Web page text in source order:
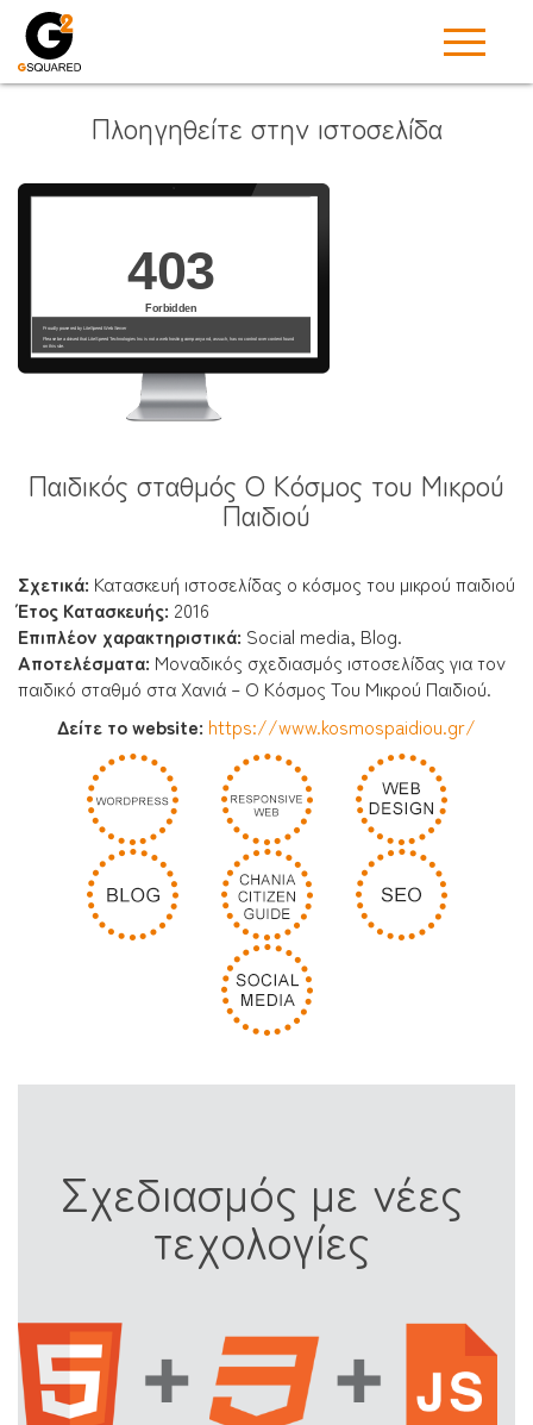
Πλοηγηθείτε στην ιστοσελίδα
Παιδικός σταθμός Ο Κόσμος του Μικρού
Παιδιού
Σχετικά: Κατασκευή ιστοσελίδας ο κόσμος του μικρού παιδιού
Έτος Κατασκευής: 2016
Επιπλέον χαρακτηριστικά: Social media, Blog.
Αποτελέσματα: Μοναδικός σχεδιασμός ιστοσελίδας για τον
παιδικό σταθμό στα Χανιά – Ο Κόσμος Του Μικρού Παιδιού.
Δείτε το website: https://www.kosmospaidiou.gr/
Σχεδιασμός με νέες
τεχολογίες